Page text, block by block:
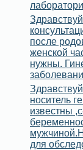
после
женской
нужны.
носитель
известны
для